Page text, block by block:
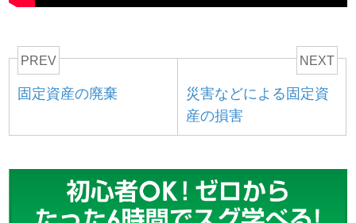
PREV
固定資産の廃棄
NEXT
災害などによる固定資
産の損害